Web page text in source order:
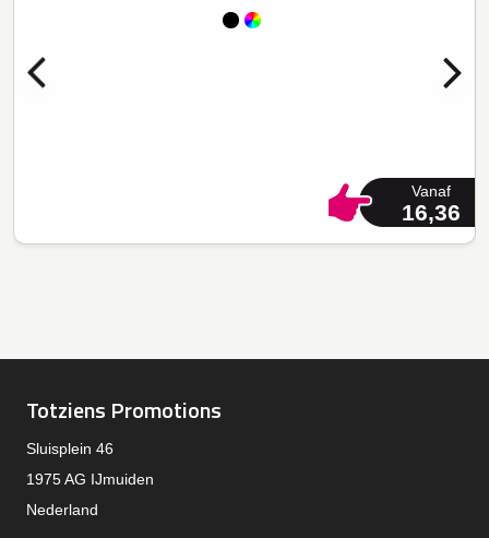
Vanaf
16,36
Totziens Promotions
Sluisplein 46
1975 AG IJmuiden
Nederland